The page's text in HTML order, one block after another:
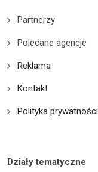
Partnerzy
Polecane agencje
Reklama
Kontakt
Polityka prywatności
Działy tematyczne